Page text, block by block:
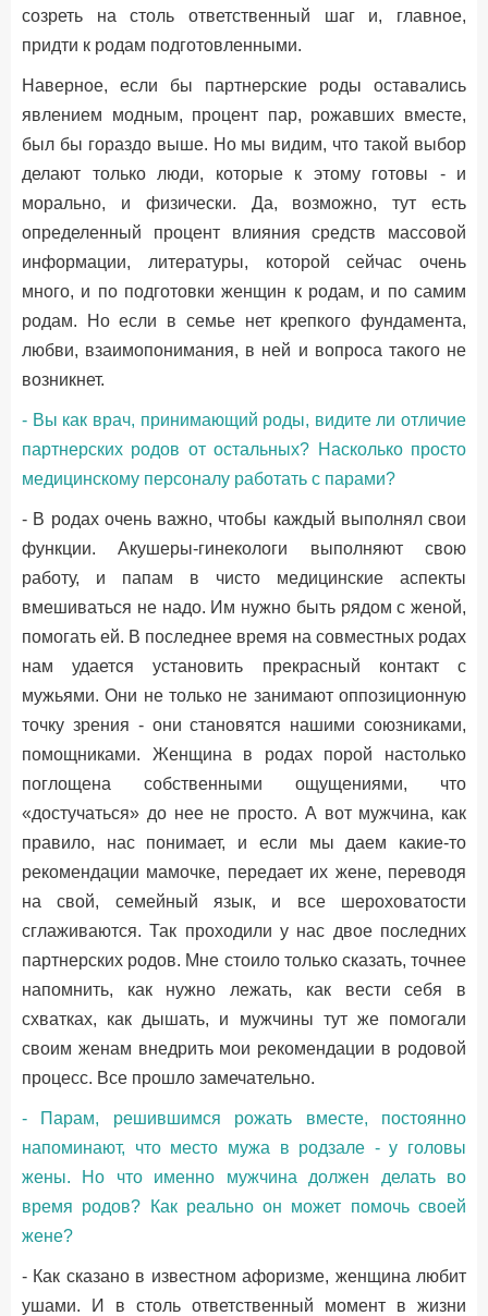
созреть на столь ответственный шаг и, главное,
придти к родам подготовленными.
Наверное, если бы партнерские роды оставались
явлением модным, процент пар, рожавших вместе,
был бы гораздо выше. Но мы видим, что такой выбор
делают только люди, которые к этому готовы - и
морально, и физически. Да, возможно, тут есть
определенный процент влияния средств массовой
информации, литературы, которой сейчас очень
много, и по подготовки женщин к родам, и по самим
родам. Но если в семье нет крепкого фундамента,
любви, взаимопонимания, в ней и вопроса такого не
возникнет.
- Вы как врач, принимающий роды, видите ли отличие
партнерских родов от остальных? Насколько просто
медицинскому персоналу работать с парами?
- В родах очень важно, чтобы каждый выполнял свои
функции. Акушеры-гинекологи выполняют свою
работу, и папам в чисто медицинские аспекты
вмешиваться не надо. Им нужно быть рядом с женой,
помогать ей. В последнее время на совместных родах
нам удается установить прекрасный контакт с
мужьями. Они не только не занимают оппозиционную
точку зрения - они становятся нашими союзниками,
помощниками. Женщина в родах порой настолько
поглощена собственными ощущениями, что
«достучаться» до нее не просто. А вот мужчина, как
правило, нас понимает, и если мы даем какие-то
рекомендации мамочке, передает их жене, переводя
на свой, семейный язык, и все шероховатости
сглаживаются. Так проходили у нас двое последних
партнерских родов. Мне стоило только сказать, точнее
напомнить, как нужно лежать, как вести себя в
схватках, как дышать, и мужчины тут же помогали
своим женам внедрить мои рекомендации в родовой
процесс. Все прошло замечательно.
- Парам, решившимся рожать вместе, постоянно
напоминают, что место мужа в родзале - у головы
жены. Но что именно мужчина должен делать во
время родов? Как реально он может помочь своей
жене?
- Как сказано в известном афоризме, женщина любит
ушами. И в столь ответственный момент в жизни